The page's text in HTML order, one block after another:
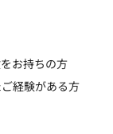
お持ちの方
経験がある方